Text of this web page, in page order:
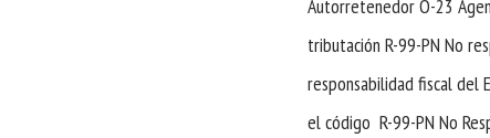
Autorretenedor O-23
tributación R-99-PN No
responsabilidad fiscal del
el código R-99-PN No